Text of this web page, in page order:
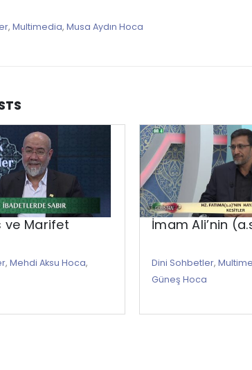
, Multimedia, Musa Aydın Hoca
ve Marifet
,Mehdi Aksu Hoca,
İmam Ali’nin
Dini Sohbetler,
Güneş Hoca